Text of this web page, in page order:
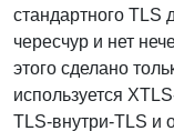
стандартного
чересчур и нет
этого сделано
используется
TLS‑внутри‑TLS и